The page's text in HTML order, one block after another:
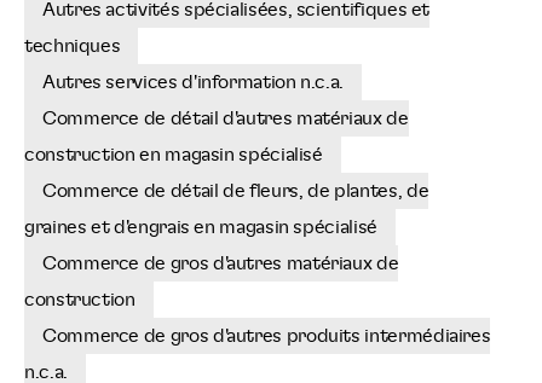
Autres activités spécialisées, scientifiques et
techniques
Autres services d'information n.c.a.
Commerce de détail d'autres matériaux de
construction en magasin spécialisé
Commerce de détail de fleurs, de plantes, de
graines et d'engrais en magasin spécialisé
Commerce de gros d'autres matériaux de
construction
Commerce de gros d'autres produits intermédiaires
n.c.a.